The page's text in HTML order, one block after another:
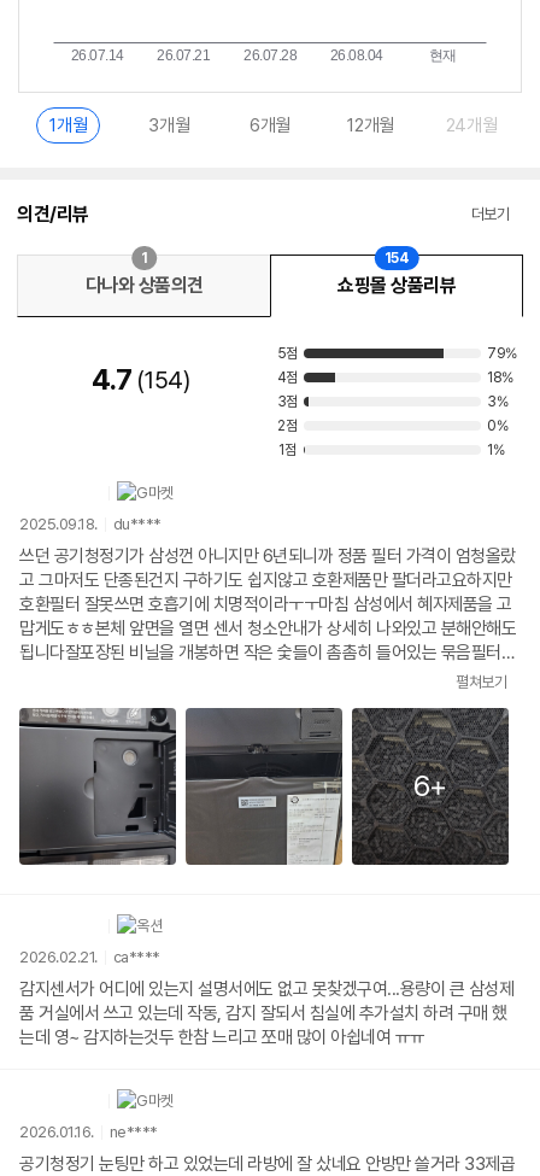
1개월 3개월 6개월 12개월 24개월
의견/리뷰 더보기
다나와 상품의견
1
쇼핑몰 상품리뷰
154
4.7 154
5점
79%
4점
18%
3점
3%
2점
0%
1점
1%
2025.09.18. du****
쓰던 공기청정기가 삼성껀 아니지만 6년되니까 정품 필터 가격이 엄청올랐
고 그마저도 단종된건지 구하기도 쉽지않고 호환제품만 팔더라고요하지만
호환필터 잘못쓰면 호흡기에 치명적이라ㅜㅜ마침 삼성에서 혜자제품을 고
맙게도ㅎㅎ본체 앞면을 열면 센서 청소안내가 상세히 나와있고 분해안해도
됩니다잘포장된 비닐을 개봉하면 작은 숯들이 촘촘히 들어있는 묶음필터가
나옵니다숯을갈아만든 종이필터보다 이게 더 눈에 잘보이고 믿음이 가네요
s앱 실행을 딱히 하지않아도 작동이 쉽고 무엇보다 매일하는것도 아니고 몇
개월에 한번 하는 센서청소방법이 본체에 써있어서 이런거 하나도 배려하는
삼성의 서비스정신이 묻어있는거 같아서 좋은것 같아요가끔하는 청소는 어
떻게 하는지 뇌에서 삭제된적 많잖아요? ㅋㅋ외관도 깔끔하고 생각보다 가
벼워서 놀라웠고필터교체 알림버튼도 있어요처음 30분정도 강으로 작동해
주면 냄새사라집니다역시 가전은 삼성
펼쳐보기
6+
2026.02.21. ca****
감지센서가 어디에 있는지 설명서에도 없고 못찾겠구여...용량이 큰 삼성제
품 거실에서 쓰고 있는데 작동, 감지 잘되서 침실에 추가설치 하려 구매 했
는데 영~ 감지하는것두 한참 느리고 쪼매 많이 아쉽네여 ㅠㅠ
2026.01.16. ne****
공기청정기 눈팅만 하고 있었는데 라방에 잘 샀네요 안방만 쓸거라 33제곱